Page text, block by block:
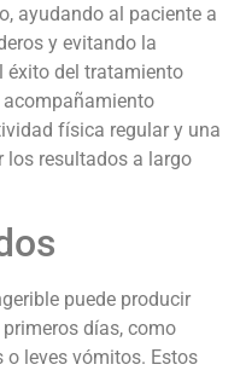
ayudando al paciente a
y evitando la
éxito del tratamiento
acompañamiento
física regular y una
los resultados a largo
puede producir
días, como
leves vómitos. Estos